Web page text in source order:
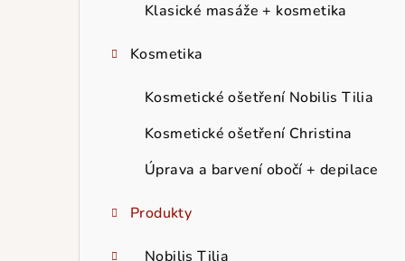
Klasické masáže + kosmetika
Kosmetika
Kosmetické ošetření Nobilis Tilia
Kosmetické ošetření Christina
Úprava a barvení obočí + depilace
Produkty
Nobilis Tilia